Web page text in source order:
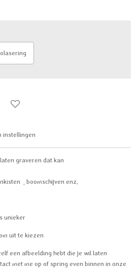
instellingen
graveren dat kan
, boomschijven enz.
unieker
uit te kiezen
een afbeelding hebt die je wil laten
met me op of spring even binnen in onze